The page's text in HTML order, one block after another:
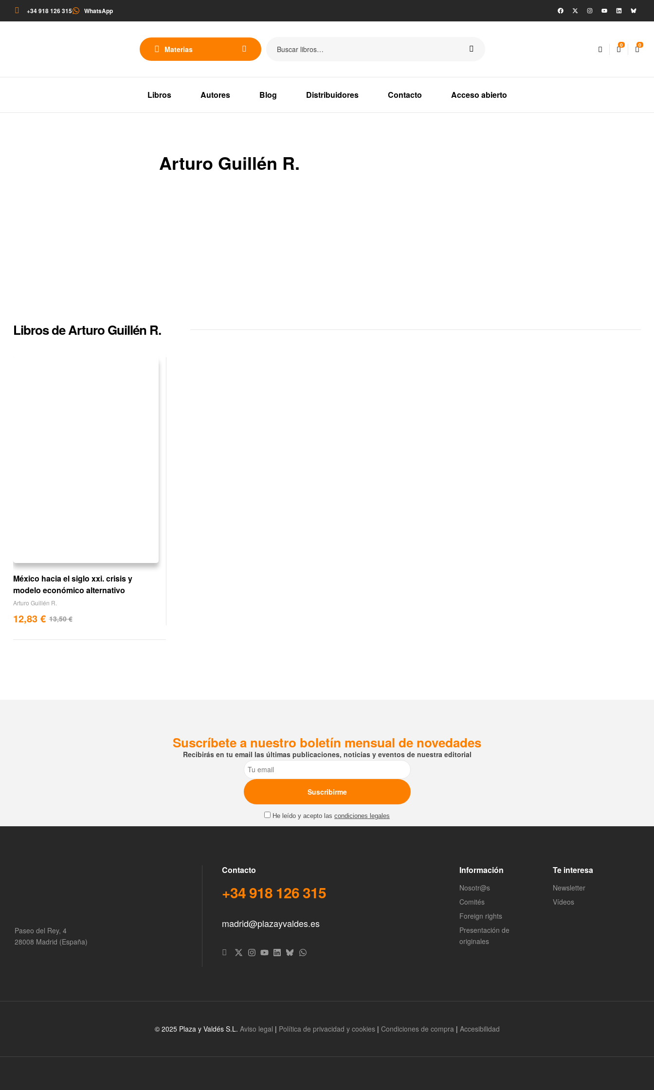
+34 918 126 315 WhatsApp
Materias 0 0
Libros Autores Blog Distribuidores Contacto Acceso abierto
Arturo Guillén R.
Libros de Arturo Guillén R.
México hacia el siglo xxi. crisis y
modelo económico alternativo
Arturo Guillén R.
13,50€
12,83 €
Suscríbete a nuestro boletín mensual de novedades
Recibirás en tu email las últimas publicaciones, noticias y eventos de nuestra editorial
Email
He leído y acepto las condiciones legales
Paseo del Rey, 4
28008 Madrid (España)
Contacto
+34 918 126 315
madrid@plazayvaldes.es
Información
Nosotr@s
Comités
Foreign rights
Presentación de
originales
Te interesa
Newsletter
Vídeos
© 2025 Plaza y Valdés S.L. Aviso legal | Política de privacidad y cookies| Condiciones de compra | Accesibilidad